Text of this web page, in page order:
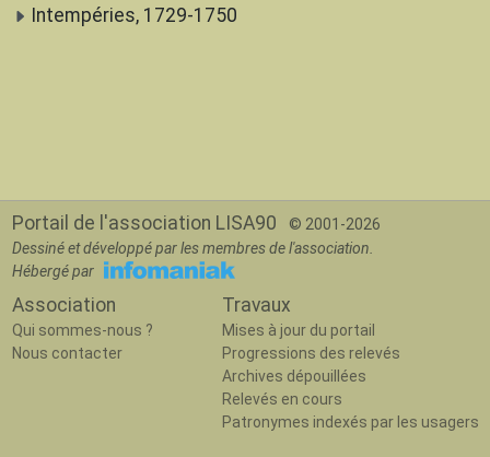
Intempéries, 1729-1750
Portail de l'association LISA90
© 2001-2026
Dessiné et développé par les membres de l'association.
Hébergé par
Association
Qui sommes-nous ?
Nous contacter
Travaux
Mises à jour du portail
Progressions des relevés
Archives dépouillées
Relevés en cours
Patronymes indexés par les usagers